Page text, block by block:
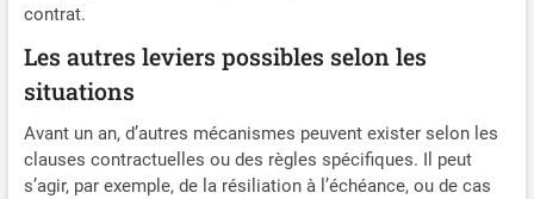
contrat.
Les autres leviers possibles selon les
situations
Avant un an, d’autres mécanismes peuvent exister selon les
clauses contractuelles ou des règles spécifiques. Il peut
s’agir, par exemple, de la résiliation à l’échéance, ou de cas